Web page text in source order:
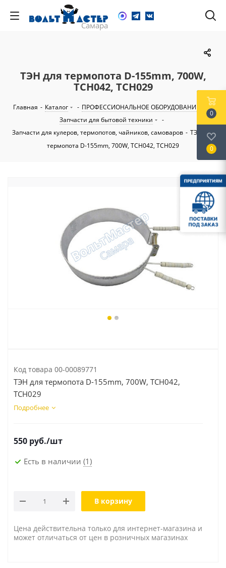
ТЭН для термопота D-155mm, 700W,
TCH042, TCH029
Главная - Каталог - ПРОФЕССИОНАЛЬНОЕ ОБОРУДОВАНИЕ
-
Запчасти для бытовой техники
-
Запчасти для кулеров, термопотов, чайников, самоваров - ТЭН для
термопота D-155mm, 700W, TCH042, TCH029
Код товара 00-00089771
ТЭН для термопота D-155mm, 700W, TCH042,
TCH029
Подробнее
550 руб./шт
Есть в наличии (1)
В корзину
Цена действительна только для интернет-магазина и
может отличаться от цен в розничных магазинах
0
0